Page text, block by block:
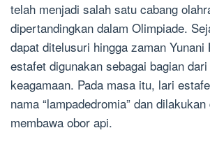
telah menjadi salah satu cabang
dipertandingkan dalam Olimpiade.
dapat ditelusuri hingga zaman Yunani
estafet digunakan sebagai bagian
keagamaan. Pada masa itu, lari
nama “lampadedromia” dan dilakukan
membawa obor api.